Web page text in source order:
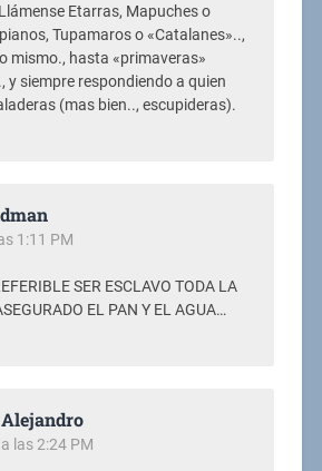
Etarras, Mapuches o
Tupamaros o «Catalanes»..,
mismo., hasta «primaveras»
y siempre respondiendo a quien
(mas bien.., escupideras).
1:11 PM
SER ESCLAVO TODA LA
EL PAN Y EL AGUA…
las 2:24 PM